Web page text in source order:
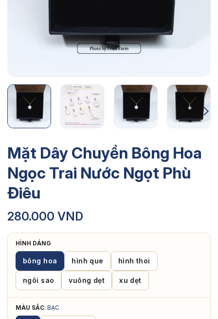
Mặt Dây Chuyền Bông Hoa
Ngọc Trai Nước Ngọt Phù
Điêu
280.000 VND
HÌNH DÁNG
bông hoa hình que hình thoi
ngôi sao vuông dẹt xu dẹt
MÀU SẮC: BẠC